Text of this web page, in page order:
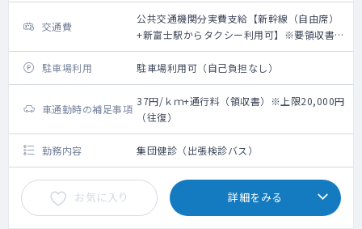
交通費
公共交通機関分実費支給【新幹線（自由席）
+新富士駅からタクシー利用可】※要領収書・
上限20,000円（往復）
駐車場利用
駐車場利用可（自己負担なし）
車通勤時の補足事項
37円/ｋｍ+通行料（領収書）※上限20,000円
（往復）
勤務内容 集団健診（出張検診バス）
お気に入り 詳細をみる